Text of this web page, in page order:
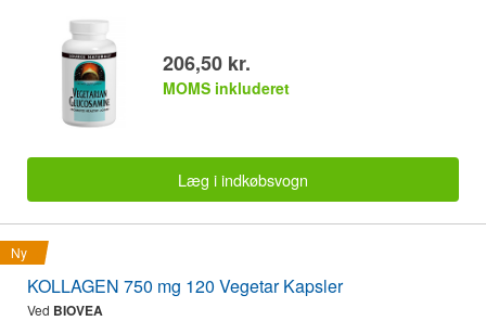
206,50 kr.
MOMS inkluderet
Læg i indkøbsvogn
Ny
KOLLAGEN 750 mg 120 Vegetar Kapsler
Ved BIOVEA